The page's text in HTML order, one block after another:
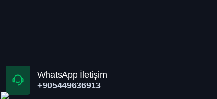
WhatsApp İletişim
+905449636913